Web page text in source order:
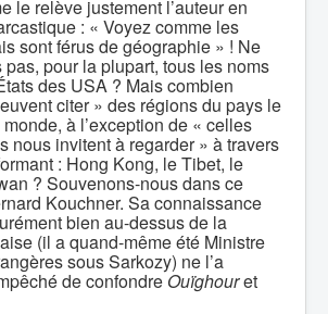
le relève justement l’auteur en
: « Voyez comme les
sont férus de géographie » ! Ne
pour la plupart, tous les noms
des USA ? Mais combien
citer » des régions du pays le
à l’exception de « celles
nous invitent à regarder » à travers
: Hong Kong, le Tibet, le
? Souvenons-nous dans ce
Kouchner. Sa connaissance
bien au-dessus de la
(il a quand-même été Ministre
sous Sarkozy) ne l’a
de confondreOuïghouret